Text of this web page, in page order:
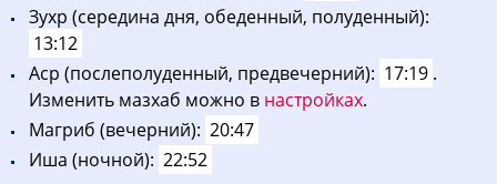
Зухp (середина дня, обеденный, полуденный):
13:12
Acp (послеполуденный, предвечерний): 17:19 .
Изменить мазхаб можно в настройках.
Maгриб (вечерний): 20:47
Иша (ночной): 22:52